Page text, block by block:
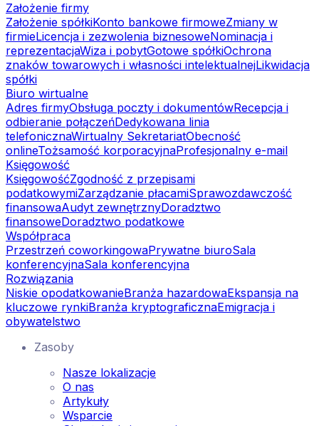
Założenie firmy
Założenie spółkiKonto bankowe firmoweZmiany w
firmieLicencja i zezwolenia biznesoweNominacja i
reprezentacjaWiza i pobytGotowe spółkiOchrona
znaków towarowych i własności intelektualnejLikwidacja
spółki
Biuro wirtualne
Adres firmyObsługa poczty i dokumentówRecepcja i
odbieranie połączeńDedykowana linia
telefonicznaWirtualny SekretariatObecność
onlineTożsamość korporacyjnaProfesjonalny e-mail
Księgowość
KsięgowośćZgodność z przepisami
podatkowymiZarządzanie płacamiSprawozdawczość
finansowaAudyt zewnętrznyDoradztwo
finansoweDoradztwo podatkowe
Współpraca
Przestrzeń coworkingowaPrywatne biuroSala
konferencyjnaSala konferencyjna
Rozwiązania
Niskie opodatkowanieBranża hazardowaEkspansja na
kluczowe rynkiBranża kryptograficznaEmigracja i
obywatelstwo
Zasoby
Nasze lokalizacje
O nas
Artykuły
Wsparcie